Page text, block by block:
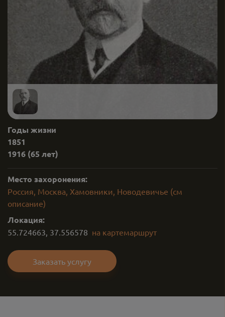
Годы жизни
1851
1916 (65 лет)
Место захоронения:
Россия, Москва, Хамовники, Новодевичье (см
описание)
Локация:
55.724663, 37.556578 на картемаршрут
Заказать услугу